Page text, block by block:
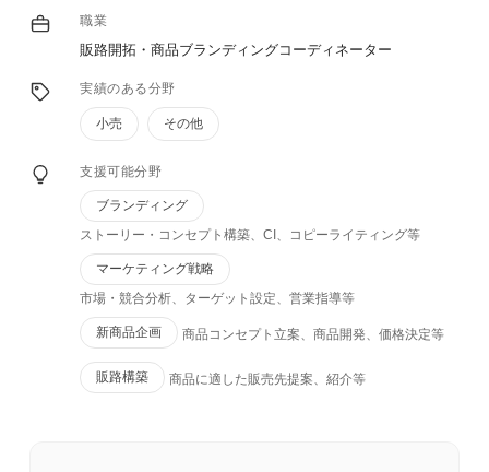
職業
販路開拓・商品ブランディングコーディネーター
実績のある分野
小売 その他
支援可能分野
ブランディング
ストーリー・コンセプト構築、CI、コピーライティング等
マーケティング戦略
市場・競合分析、ターゲット設定、営業指導等
新商品企画 商品コンセプト立案、商品開発、価格決定等
販路構築 商品に適した販売先提案、紹介等